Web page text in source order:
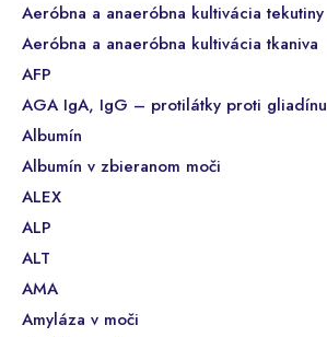
Aeróbna a anaeróbna kultivácia tekutiny
Aeróbna a anaeróbna kultivácia tkaniva
AFP
AGA IgA, IgG – protilátky proti gliadínu
Albumín
Albumín v zbieranom moči
ALEX
ALP
ALT
AMA
Amyláza v moči